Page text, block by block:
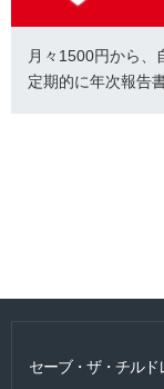
月々1500円から、
定期的に年次報告
セーブ・ザ・チルド